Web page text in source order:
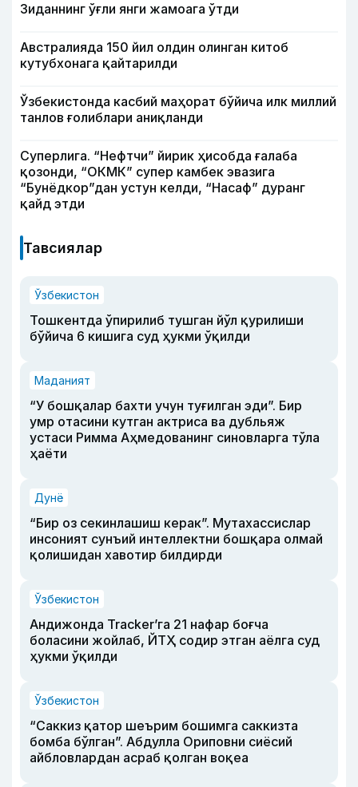
Зиданнинг ўғли янги жамоага ўтди
Австралияда 150 йил олдин олинган китоб
кутубхонага қайтарилди
Ўзбекистонда касбий маҳорат бўйича илк миллий
танлов ғолиблари аниқланди
Суперлига. “Нефтчи” йирик ҳисобда ғалаба
қозонди, “ОКМК” супер камбек эвазига
“Бунёдкор”дан устун келди, “Насаф” дуранг
қайд этди
Тавсиялар
Ўзбекистон
Тошкентда ўпирилиб тушган йўл қурилиши
бўйича 6 кишига суд ҳукми ўқилди
Маданият
“У бошқалар бахти учун туғилган эди”. Бир
умр отасини кутган актриса ва дубльяж
устаси Римма Аҳмедованинг синовларга тўла
ҳаёти
Дунё
“Бир оз секинлашиш керак”. Мутахассислар
инсоният сунъий интеллектни бошқара олмай
қолишидан хавотир билдирди
Ўзбекистон
Андижонда Tracker’га 21 нафар боғча
боласини жойлаб, ЙТҲ содир этган аёлга суд
ҳукми ўқилди
Ўзбекистон
“Саккиз қатор шеърим бошимга саккизта
бомба бўлган”. Абдулла Ориповни сиёсий
айбловлардан асраб қолган воқеа